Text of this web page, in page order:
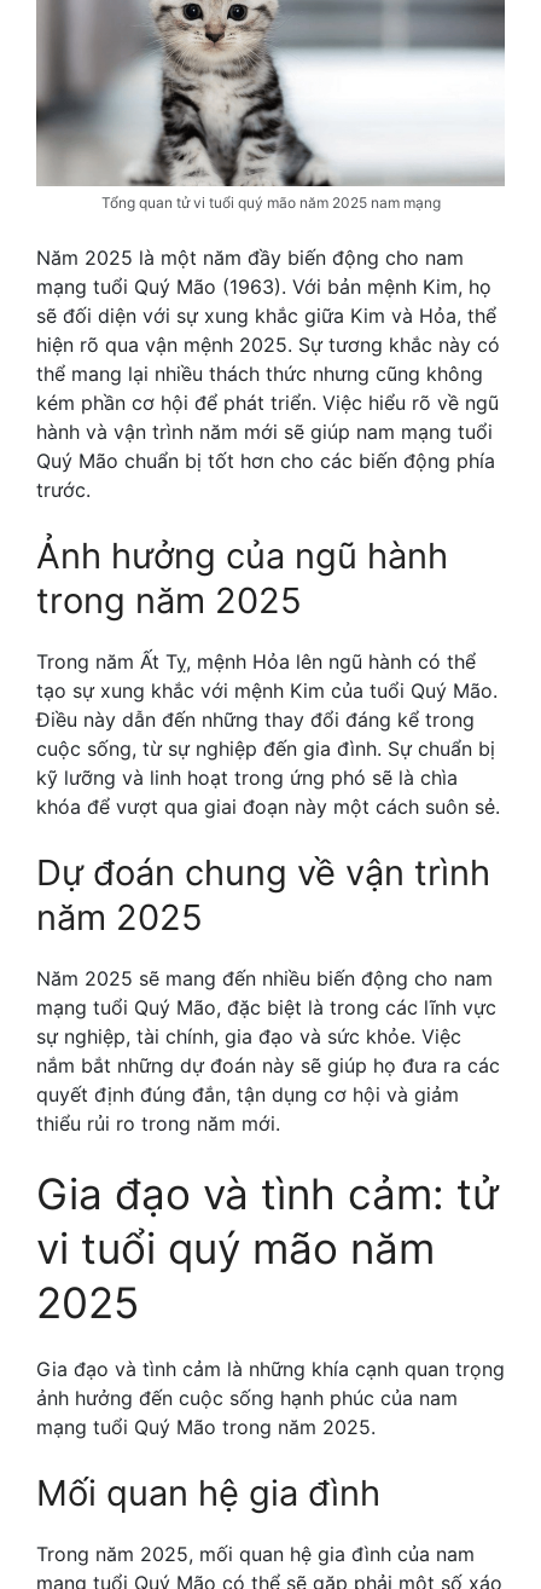
Tổng quan tử vi tuổi quý mão năm 2025 nam mạng
Năm 2025 là một năm đầy biến động cho nam
mạng tuổi Quý Mão (1963). Với bản mệnh Kim, họ
sẽ đối diện với sự xung khắc giữa Kim và Hỏa, thể
hiện rõ qua vận mệnh 2025. Sự tương khắc này có
thể mang lại nhiều thách thức nhưng cũng không
kém phần cơ hội để phát triển. Việc hiểu rõ về ngũ
hành và vận trình năm mới sẽ giúp nam mạng tuổi
Quý Mão chuẩn bị tốt hơn cho các biến động phía
trước.
Ảnh hưởng của ngũ hành
trong năm 2025
Trong năm Ất Tỵ, mệnh Hỏa lên ngũ hành có thể
tạo sự xung khắc với mệnh Kim của tuổi Quý Mão.
Điều này dẫn đến những thay đổi đáng kể trong
cuộc sống, từ sự nghiệp đến gia đình. Sự chuẩn bị
kỹ lưỡng và linh hoạt trong ứng phó sẽ là chìa
khóa để vượt qua giai đoạn này một cách suôn sẻ.
Dự đoán chung về vận trình
năm 2025
Năm 2025 sẽ mang đến nhiều biến động cho nam
mạng tuổi Quý Mão, đặc biệt là trong các lĩnh vực
sự nghiệp, tài chính, gia đạo và sức khỏe. Việc
nắm bắt những dự đoán này sẽ giúp họ đưa ra các
quyết định đúng đắn, tận dụng cơ hội và giảm
thiểu rủi ro trong năm mới.
Gia đạo và tình cảm: tử
vi tuổi quý mão năm
2025
Gia đạo và tình cảm là những khía cạnh quan trọng
ảnh hưởng đến cuộc sống hạnh phúc của nam
mạng tuổi Quý Mão trong năm 2025.
Mối quan hệ gia đình
Trong năm 2025, mối quan hệ gia đình của nam
mạng tuổi Quý Mão có thể sẽ gặp phải một số xáo